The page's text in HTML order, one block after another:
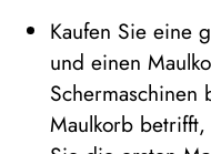
Kaufen Sie eine
und einen
Schermaschinen
Maulkorb